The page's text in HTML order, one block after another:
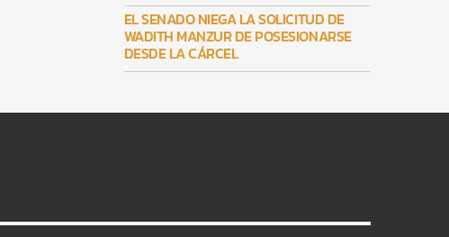
EL SENADO NIEGA LA SOLICITUD DE
WADITH MANZUR DE POSESIONARSE
DESDE LA CÁRCEL